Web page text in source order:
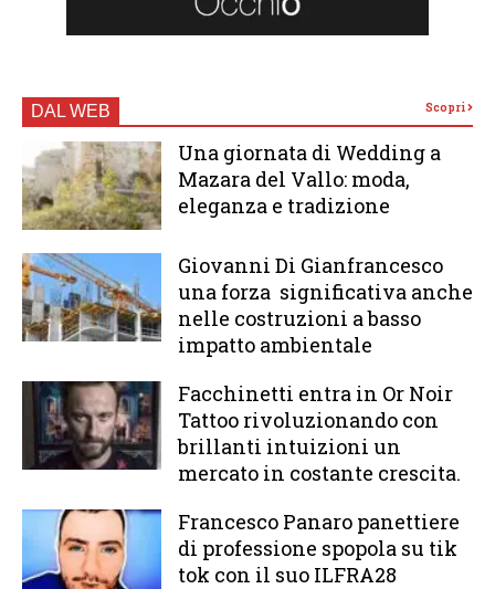
DAL WEB Scopri
Una giornata di Wedding a
Mazara del Vallo: moda,
eleganza e tradizione
Giovanni Di Gianfrancesco
una forza significativa anche
nelle costruzioni a basso
impatto ambientale
Facchinetti entra in Or Noir
Tattoo rivoluzionando con
brillanti intuizioni un
mercato in costante crescita.
Francesco Panaro panettiere
di professione spopola su tik
tok con il suo ILFRA28